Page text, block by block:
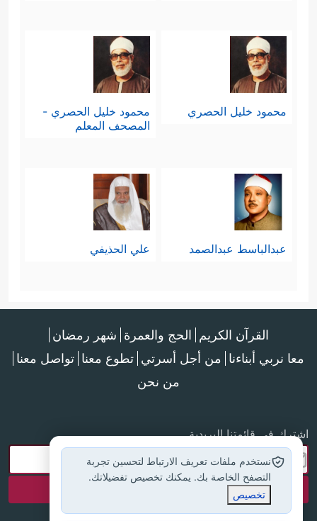
محمود خليل الحصري
محمود خليل الحصري -
المصحف المعلم
عبدالباسط عبدالصمد علي الحذيفي
القرآن الكريم الحج والعمرة شهر رمضان
معا نربي أبناءنا من أجل أسرتي تطوع معنا تواصل معنا
من نحن
اشترك في قائمتنا البريدية
نستخدم ملفات تعريف الارتباط لتحسين تجربة
التصفح الخاصة بك. يمكنك تخصيص تفضيلاتك.
تخصيص